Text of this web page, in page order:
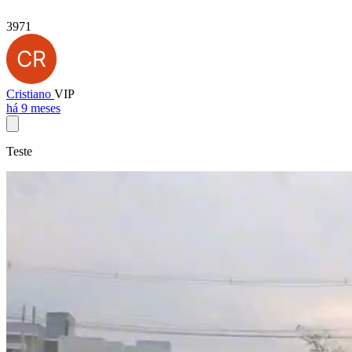
3971
Cristiano VIP
há 9 meses
Teste